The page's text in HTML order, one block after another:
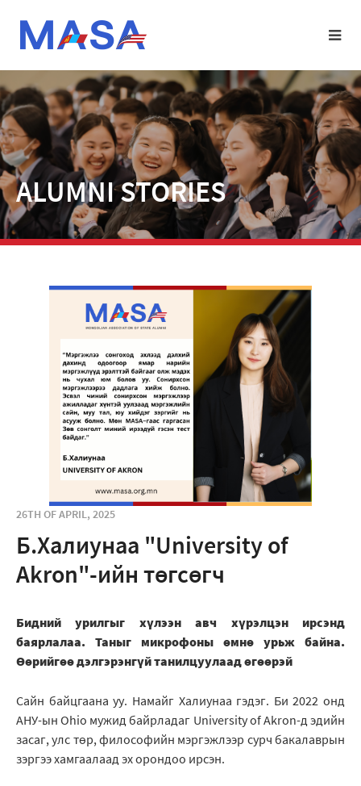
ALUMNI STORIES
26TH OF APRIL, 2025
Б.Халиунаа "University of
Akron"-ийн төгсөгч
Бидний урилгыг хүлээн авч хүрэлцэн ирсэнд
баярлалаа. Таныг микрофоны өмнө урьж байна.
Өөрийгөө дэлгэрэнгүй танилцуулаад өгөөрэй
Сайн байцгаана уу. Намайг Халиунаа гэдэг. Би 2022 онд
АНУ-ын Ohio мужид байрладаг University of Akron-д эдийн
засаг, улс төр, философийн мэргэжлээр сурч бакалаврын
зэргээ хамгаалаад эх орондоо ирсэн.